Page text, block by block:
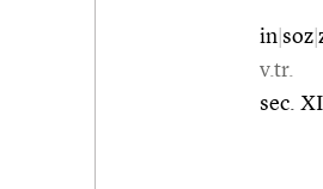
in soz
v.tr.
sec.